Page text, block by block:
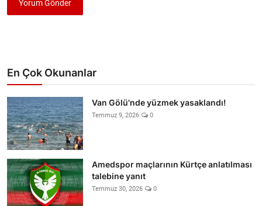
Yorum Gönder
En Çok Okunanlar
Van Gölü'nde yüzmek yasaklandı!
Temmuz 9, 2026 0
Amedspor maçlarının Kürtçe anlatılması
talebine yanıt
Temmuz 30, 2026 0